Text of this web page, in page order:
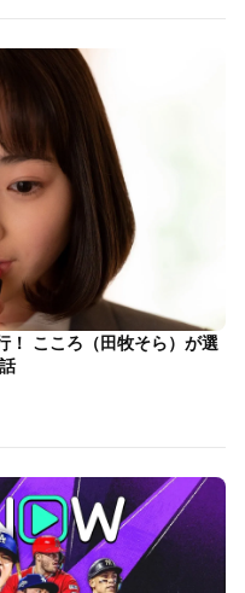
！ こころ（田牧そら）が選